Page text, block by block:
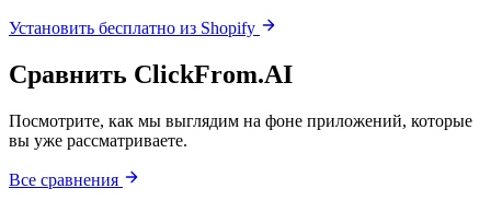
Установить бесплатно из Shopify
Сравнить ClickFrom.AI
Посмотрите, как мы выглядим на фоне приложений, которые
вы уже рассматриваете.
Все сравнения